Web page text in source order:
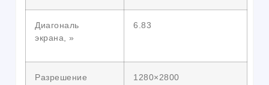
Диагональ
экрана, »
6.83
Разрешение
1280×2800